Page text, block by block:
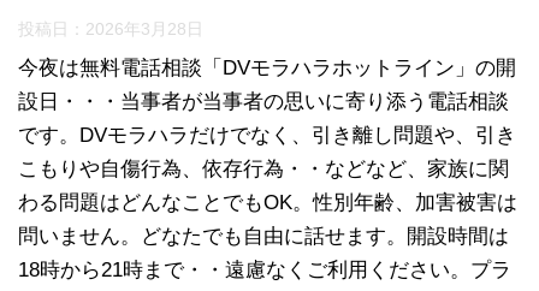
投稿日： 2026年3月28日
今夜は無料電話相談「DVモラハラホットライン」の開
設日・・・当事者が当事者の思いに寄り添う電話相談
です。DVモラハラだけでなく、引き離し問題や、引き
こもりや自傷行為、依存行為・・などなど、家族に関
わる問題はどんなことでもOK。性別年齢、加害被害は
問いません。どなたでも自由に話せます。開設時間は
18時から21時まで・・遠慮なくご利用ください。プラ